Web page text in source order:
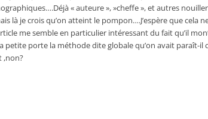
« auteure », »cheffe », et autres
là je crois qu’on atteint le pompon….J’espère que cela
me semble en particulier intéressant du fait qu’il
porte la méthode dite globale qu’on avait paraît-il
,non?